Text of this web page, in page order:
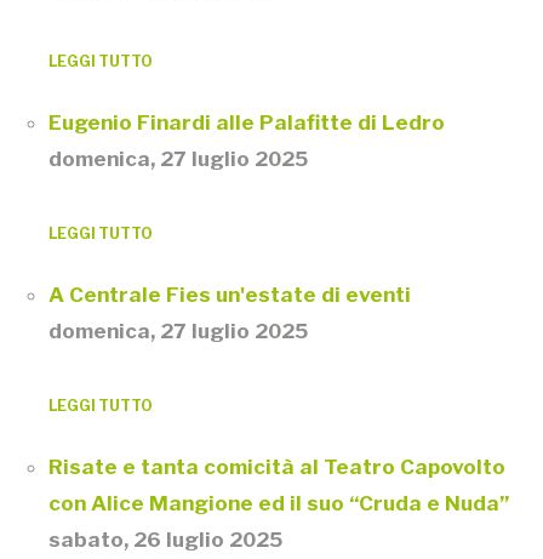
LEGGI TUTTO
Eugenio Finardi alle Palafitte di Ledro
domenica, 27 luglio 2025
LEGGI TUTTO
A Centrale Fies un'estate di eventi
domenica, 27 luglio 2025
LEGGI TUTTO
Risate e tanta comicità al Teatro Capovolto
con Alice Mangione ed il suo “Cruda e Nuda”
sabato, 26 luglio 2025